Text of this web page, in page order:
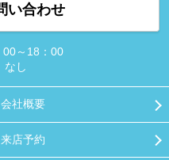
い合わせ
00～18：00
なし
会社概要
来店予約